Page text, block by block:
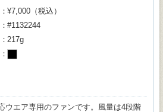
¥7,000（税込）
#1132244
217g
ウエア専用のファンです。風量は4段階